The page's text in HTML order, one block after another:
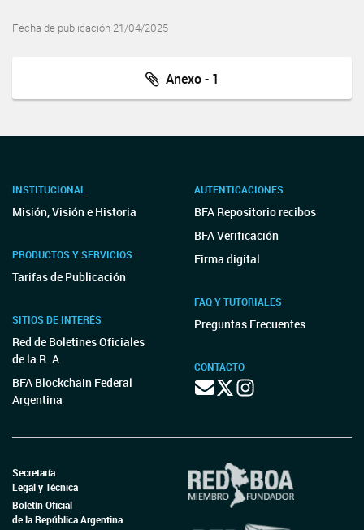
Fecha de publicación 21/04/2025
Anexo - 1
INSTITUCIONAL
Misión, Visión e Historia
PRODUCTOS Y SERVICIOS
Tarifas de Publicación
SITIOS DE INTERÉS
Red de Boletines Oficiales
de la R. A.
BFA Blockchain Federal
Argentina
AUTENTICACIONES
BFA Repositorio recibos
BFA Verificación
Firma digital
FAQ Y TUTORIALES
Preguntas Frecuentes
CONTACTO
Secretaría
Legal y Técnica
Boletín Oficial
de la República Argentina